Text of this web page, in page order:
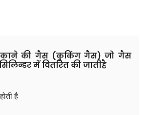
की गैस (कुकिंग गैस) जो गैस
सिलिन्डर में वितरित की जातीहै
है